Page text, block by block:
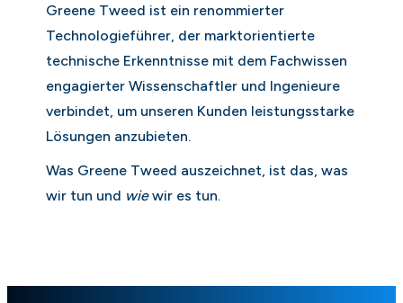
Greene Tweed ist ein renommierter
Technologieführer, der marktorientierte
technische Erkenntnisse mit dem Fachwissen
engagierter Wissenschaftler und Ingenieure
verbindet, um unseren Kunden leistungsstarke
Lösungen anzubieten.
Was Greene Tweed auszeichnet, ist das, was
wir tun und wiewir es tun.